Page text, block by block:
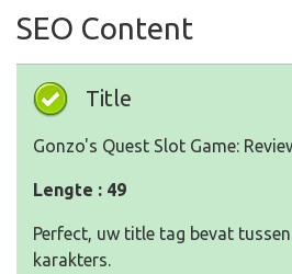
SEO Content
Title
Gonzo's Quest Slot Game:
Lengte : 49
Perfect, uw title tag bevat
karakters.